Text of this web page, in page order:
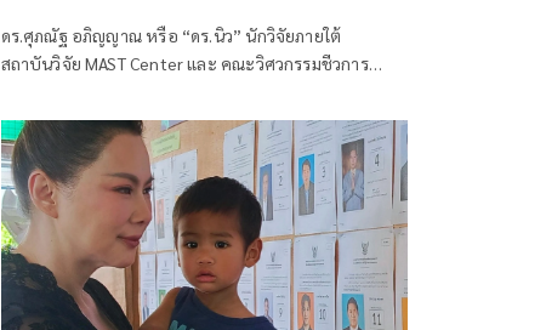
ดร.ศุภณัฐ อภิญญาณ หรือ “ดร.นิว” นักวิจัยภายใต้
สถาบันวิจัย MAST Center และ คณะวิศวกรรมชีวการ